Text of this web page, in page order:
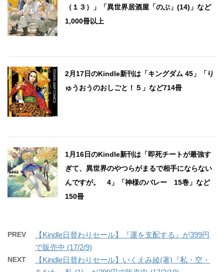
（１３）」「異世界居酒屋「のぶ」(14)」など
1,000冊以上
2月17日のKindle新刊は「キングダム 45」「り
ゅうおうのおしごと！５」など714冊
1月16日のKindle新刊は「即死チートが最強す
ぎて、異世界のやつらがまるで相手にならない
んですが。 4」「神様のバレー 15巻」など
150冊
PREV
【Kindle日替わりセール】『運を支配する』が399円
で販売中 (17/2/9)
NEXT
【Kindle日替わりセール】いくえみ綾(著)『私・空・